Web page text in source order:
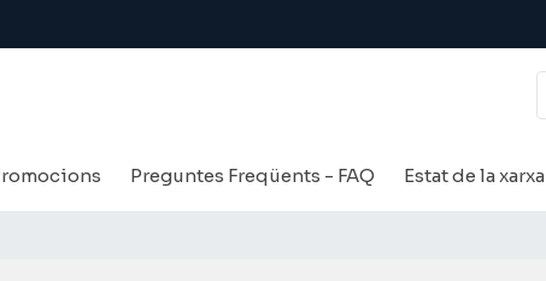
Preguntes Freqüents - FAQ Estat de la xarxa